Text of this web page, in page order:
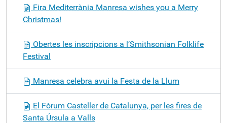
Fira Mediterrània Manresa wishes you a Merry
Christmas!
Obertes les inscripcions a l’Smithsonian Folklife
Festival
Manresa celebra avui la Festa de la Llum
El Fòrum Casteller de Catalunya, per les fires de
Santa Úrsula a Valls